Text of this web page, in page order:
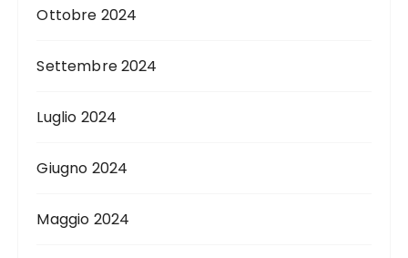
Ottobre 2024
Settembre 2024
Luglio 2024
Giugno 2024
Maggio 2024